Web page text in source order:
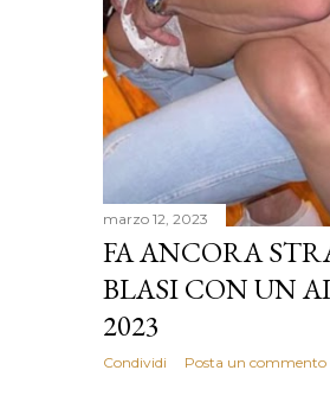
marzo 12, 2023
FA ANCORA
BLASI CON UN
2023
Condividi Posta un commento